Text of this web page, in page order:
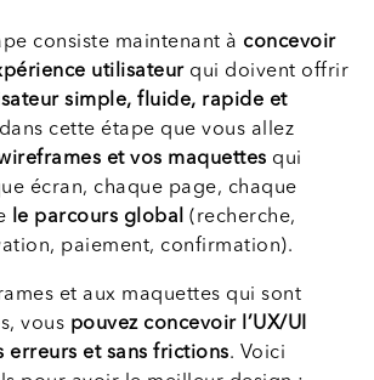
consiste maintenant à concevoir
utilisateurqui doivent offrir
simple, fluide, rapide et
dans cette étape que vous allez
et vos maquettes qui
écran, chaque page, chaque
le parcours global (recherche,
paiement, confirmation).
et aux maquettes qui sont
vous pouvez concevoir l’UX/UI
erreurs et sans frictions. Voici